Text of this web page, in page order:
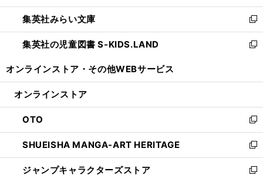
開
く
ウ
で
開
く
ン
ド
ウ
で
ウ
ィ
ン
ド
開
集英社みらい文庫
新
し
い
ン
ウ
で
開
く
集英社の児童図書 S-KIDS.LAND
新
ウ
ン
ド
ウ
で
開
く
オンラインストア・ その他WEBサービス
オンラインストア
OTO
新
し
い
ウ
ィ
SHUEISHA MANGA-ART HERITAGE
新
し
い
ジャンプキャラクターズストア
新